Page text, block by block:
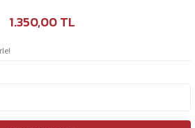
1.350,00 TL